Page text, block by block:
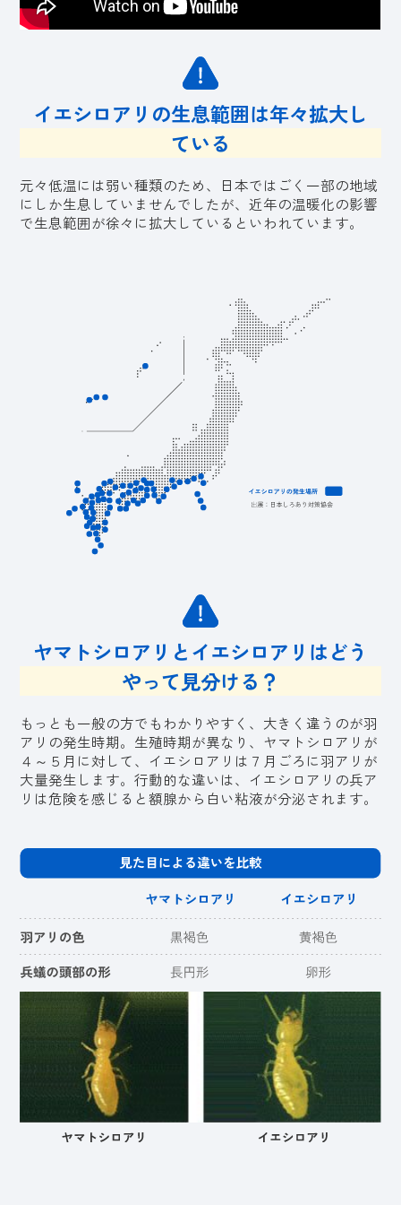
イエシロアリの生息範囲は年々拡大し
ている
元々低温には弱い種類のため、日本ではごく一部の地域
にしか生息していませんでしたが、近年の温暖化の影響
で生息範囲が徐々に拡大しているといわれています。
ヤマトシロアリとイエシロアリ はどう
やって見分ける？
もっとも一般の方でもわかりやすく、大きく違うのが羽
アリの発生時期。生殖時期が異なり、ヤマトシロアリが
４～５月に対して、イエシロアリは７月ごろに羽アリが
大量発生します。行動的な違いは、イエシロアリの兵ア
リは危険を感じると額腺から白い粘液が分泌されます。